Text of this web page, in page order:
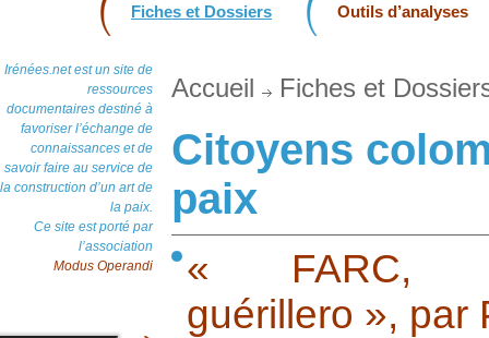
Fiches et Dossiers Outils d’analyses
Irénées.net est un site de
ressources
documentaires destiné à
favoriser l’échange de
connaissances et de
savoir faire au service de
la construction d’un art de
la paix.
Ce site est porté par
l’association
Modus Operandi
Accueil Fiches et
Citoyens
paix
« FARC,
guérillero », par